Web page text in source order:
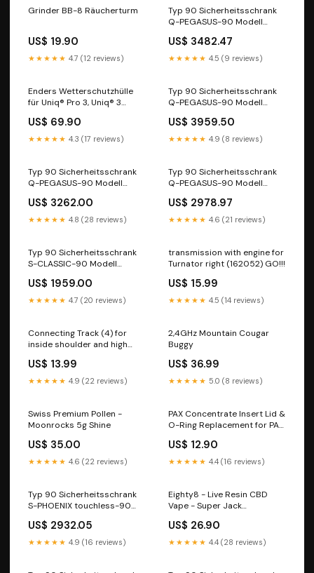
Grinder BB-8 Räucherturm
US$ 19.90
★★★★★ 4.7 (12 reviews)
Typ 90 Sicherheitsschrank
Q-PEGASUS-90 Modell
resedagrün RAL 6011 mit 6x
Auszugswanne Standard
(Stahlblech) Edelstahl 1.4301
US$ 3482.47
★★★★★ 4.5 (9 reviews)
Enders Wetterschutzhülle
für Uniq® Pro 3, Uniq® 3
Pro 3 K + 4 K, Colorado 4
Pizzaofen
US$ 69.90
★★★★★ 4.3 (17 reviews)
Typ 90 Sicherheitsschrank
Q-PEGASUS-90 Modell
sicherheitsgelb RAL 1004
mit 6x Auszugswanne
Standard (Stahlblech) FX30
US$ 3959.50
★★★★★ 4.9 (8 reviews)
Typ 90 Sicherheitsschrank
Q-PEGASUS-90 Modell
enzianblau RAL 5010 mit 2x
Auszugswanne Standard
(Stahlblech) Stahl verzinkt +
US$ 3262.00
★★★★★ 4.8 (28 reviews)
Typ 90 Sicherheitsschrank
Q-PEGASUS-90 Modell
reinweiss RAL 9010 mit 2x
Auszugswanne Standard
(Edelstahl 1.4301)
US$ 2978.97
★★★★★ 4.6 (21 reviews)
Typ 90 Sicherheitsschrank
S-CLASSIC-90 Modell
7035 mit 2x Fachboden
Standard (Stahlblech)
Gasflaschen-Wandhalterung
320 mm
US$ 1959.00
★★★★★ 4.7 (20 reviews)
transmission with engine for
Turnator right (162052) GO!!!
US$ 15.99
★★★★★ 4.5 (14 reviews)
Connecting Track (4) for
inside shoulder and high
Figuren
US$ 13.99
★★★★★ 4.9 (22 reviews)
2,4GHz Mountain Cougar
Buggy
US$ 36.99
★★★★★ 5.0 (8 reviews)
Swiss Premium Pollen -
Moonrocks 5g Shine
US$ 35.00
★★★★★ 4.6 (22 reviews)
PAX Concentrate Insert Lid &
O-Ring Replacement for PAX
US$ 12.90
★★★★★ 4.4 (16 reviews)
Typ 90 Sicherheitsschrank
S-PHOENIX touchless-90
lichtgrau RAL 7035 mit 2x
Auszugswanne Standard
(Edelstahl 1.4301)
US$ 2932.05
★★★★★ 4.9 (16 reviews)
Eighty8 - Live Resin CBD
Vape - Super Jack
US$ 26.90
★★★★★ 4.4 (28 reviews)